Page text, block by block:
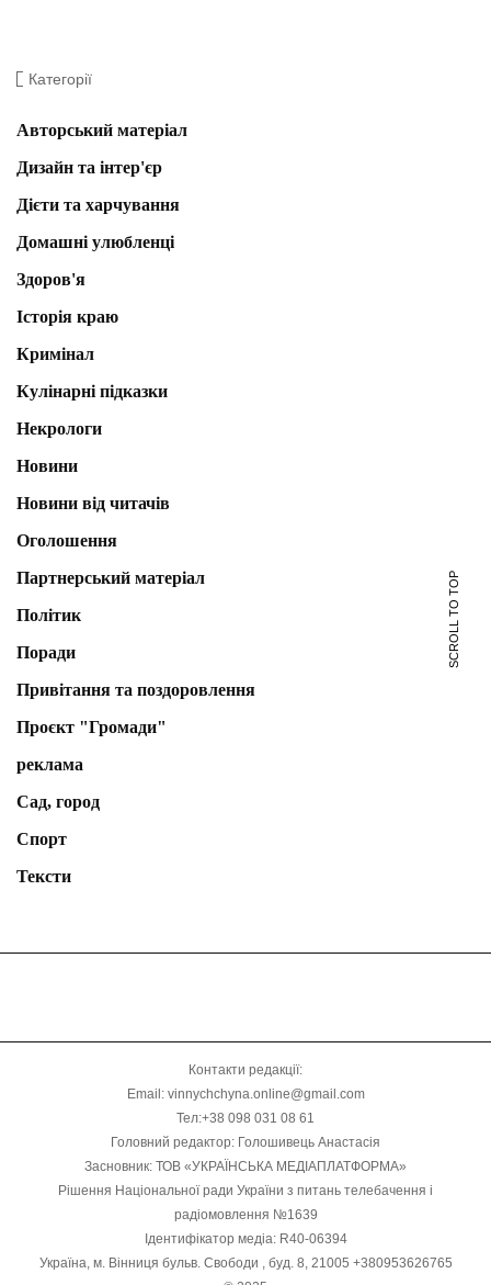
Категорії
Авторський матеріал
Дизайн та інтер'єр
Дієти та харчування
Домашні улюбленці
Здоров'я
Історія краю
Кримінал
Кулінарні підказки
Некрологи
Новини
Новини від читачів
Оголошення
Партнерський матеріал
Політик
Поради
Привітання та поздоровлення
Проєкт "Громади"
реклама
Сад, город
Спорт
Тексти
SCROLL TO TOP
Контакти редакції:
Email: vinnychchyna.online@gmail.com
Тел:+38 098 031 08 61
Головний редактор: Голошивець Анастасія
Засновник: ТОВ «УКРАЇНСЬКА МЕДІАПЛАТФОРМА»
Рішення Національної ради України з питань телебачення і
радіомовлення №1639
Ідентифікатор медіа: R40-06394
Україна, м. Вінниця бульв. Свободи , буд. 8, 21005 +380953626765